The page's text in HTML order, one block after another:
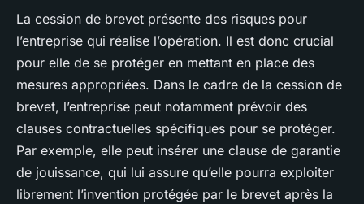
La cession de brevet présente des risques pour
l’entreprise qui réalise l’opération. Il est donc crucial
pour elle de se protéger en mettant en place des
mesures appropriées. Dans le cadre de la cession de
brevet, l’entreprise peut notamment prévoir des
clauses contractuelles spécifiques pour se protéger.
Par exemple, elle peut insérer une clause de garantie
de jouissance, qui lui assure qu’elle pourra exploiter
librement l’invention protégée par le brevet après la